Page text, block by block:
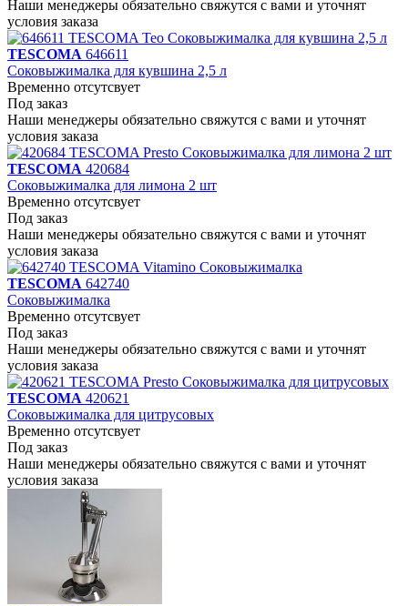
Наши менеджеры обязательно свяжутся с вами и уточнят
условия заказа
TESCOMA 646611
Соковыжималка для кувшина 2,5 л
Временно отсутсвует
Под заказ
Наши менеджеры обязательно свяжутся с вами и уточнят
условия заказа
TESCOMA 420684
Соковыжималка для лимона 2 шт
Временно отсутсвует
Под заказ
Наши менеджеры обязательно свяжутся с вами и уточнят
условия заказа
TESCOMA 642740
Соковыжималка
Временно отсутсвует
Под заказ
Наши менеджеры обязательно свяжутся с вами и уточнят
условия заказа
TESCOMA 420621
Соковыжималка для цитрусовых
Временно отсутсвует
Под заказ
Наши менеджеры обязательно свяжутся с вами и уточнят
условия заказа